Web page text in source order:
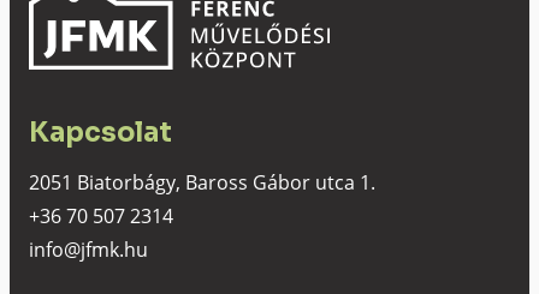
Kapcsolat
2051 Biatorbágy, Baross Gábor utca 1.
+36 70 507 2314
info@jfmk.hu